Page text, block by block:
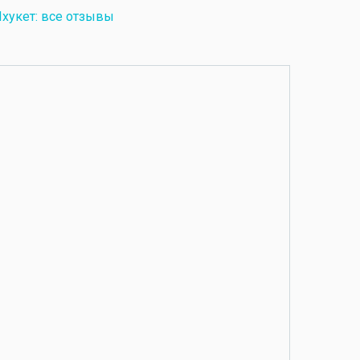
все отзывы